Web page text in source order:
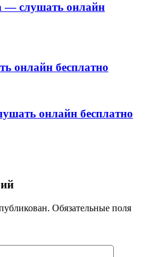
— слушать онлайн
онлайн бесплатно
онлайн бесплатно
Обязательные поля